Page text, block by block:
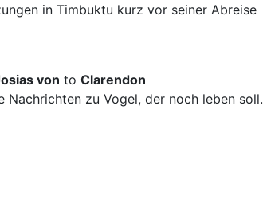
in Timbuktu kurz vor seiner Abreise
von to Clarendon
Nachrichten zu Vogel, der noch leben soll.